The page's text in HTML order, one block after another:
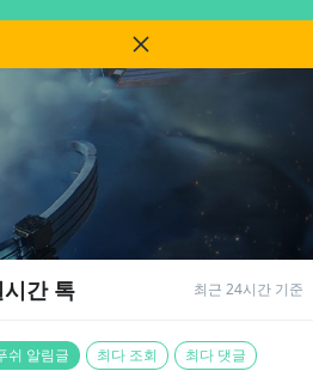
시간 톡 최근 24시간 기준
쉬 알림글 최다 조회 최다 댓글